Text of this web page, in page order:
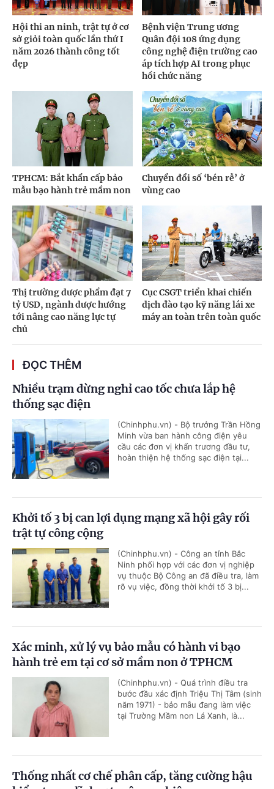
Hội thi an ninh, trật tự ở cơ
sở giỏi toàn quốc lần thứ I
năm 2026 thành công tốt
đẹp
Bệnh viện Trung ương
Quân đội 108 ứng dụng
công nghệ điện trường cao
áp tích hợp AI trong phục
hồi chức năng
TPHCM: Bắt khẩn cấp bảo
mẫu bạo hành trẻ mầm non
Chuyển đổi số ‘bén rễ’ ở
vùng cao
Thị trường dược phẩm đạt 7
tỷ USD, ngành dược hướng
tới nâng cao năng lực tự
chủ
Cục CSGT triển khai chiến
dịch đào tạo kỹ năng lái xe
máy an toàn trên toàn quốc
ĐỌC THÊM
Nhiều trạm dừng nghỉ cao tốc chưa lắp hệ
thống sạc điện
(Chinhphu.vn) - Bộ trưởng Trần Hồng
Minh vừa ban hành công điện yêu
cầu các đơn vị khẩn trương đầu tư,
hoàn thiện hệ thống sạc điện tại...
Khởi tố 3 bị can lợi dụng mạng xã hội gây rối
trật tự công cộng
(Chinhphu.vn) - Công an tỉnh Bắc
Ninh phối hợp với các đơn vị nghiệp
vụ thuộc Bộ Công an đã điều tra, làm
rõ vụ việc, đồng thời khởi tố 3 bị...
Xác minh, xử lý vụ bảo mẫu có hành vi bạo
hành trẻ em tại cơ sở mầm non ở TPHCM
(Chinhphu.vn) - Quá trình điều tra
bước đầu xác định Triệu Thị Tâm (sinh
năm 1971) - bảo mẫu đang làm việc
tại Trường Mầm non Lá Xanh, là...
Thống nhất cơ chế phân cấp, tăng cường hậu